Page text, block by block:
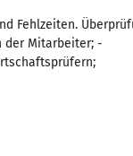
Fehlzeiten.
der Mitarbeiter; -